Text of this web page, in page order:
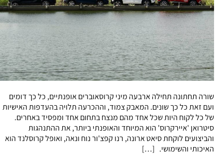
שורה תחתונה תחילה ארבעה מיני קרוסאוברים אופנתיים, כל כך דומים
ועם זאת כל כך שונים. המאבק צמוד, וההכרעה תלויה בהעדפות האישיות
של כל לקוח היות שכל אחד מהם מנצח בתחום אחד ומפסיד באחרים.
סיטרואן 'איירקרוס' הוא המיוחד והאופנתי ביותר, את ההתנהגות
והביצועים לוקחת סיאט ארונה, רנו קפצ'ור נוח ונאה, ואופל קרוסלנד הוא
האיכותי והשימושי. […]